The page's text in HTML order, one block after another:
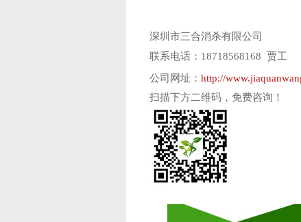
深圳市三合消杀有限公司
联系电话：18718568168 贾工
公司网址： http://
扫描下方二维码，免费咨询！